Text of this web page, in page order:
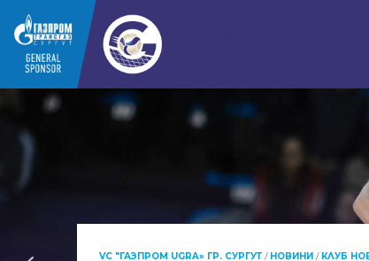
VC "ГАЗПРОМ UGRA» ГР. СУРГУТ / НОВИНИ / КЛУБ